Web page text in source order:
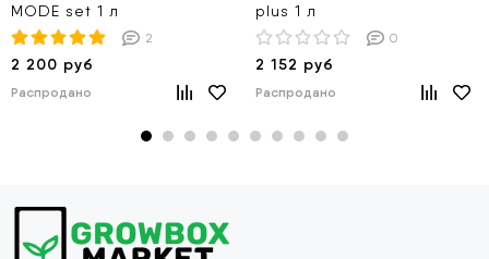
MODE set 1 л
2
2 200 руб
Распродано
plus 1 л
0
2 152 руб
Распродано